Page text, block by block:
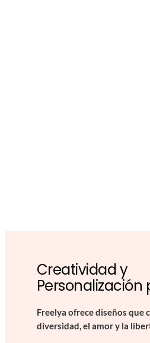
Creatividad y
Personalización
Freelya ofrece diseños que
diversidad, el amor y la